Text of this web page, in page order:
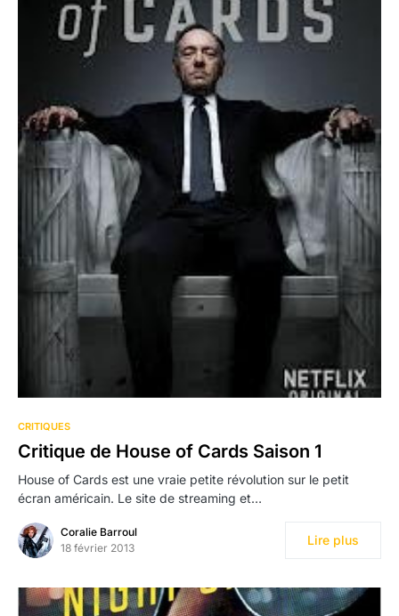
CRITIQUES
Critique de House of Cards Saison 1
House of Cards est une vraie petite révolution sur le petit
écran américain. Le site de streaming et…
Coralie Barroul
18 février 2013
Lire plus